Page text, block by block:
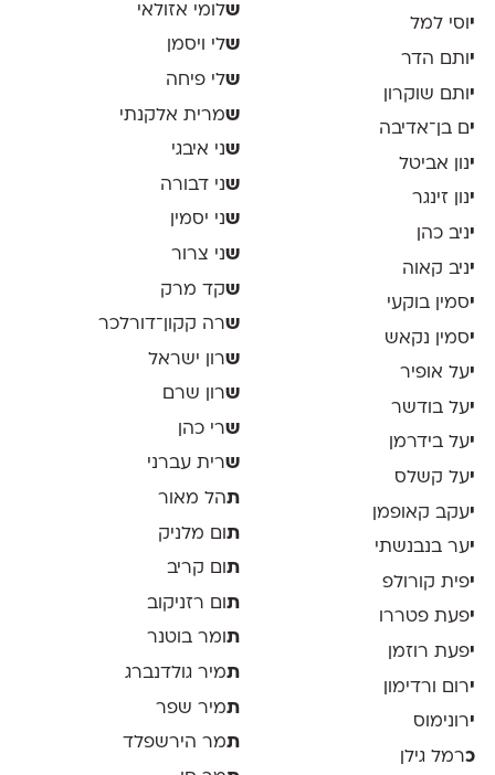
יוסי למל
י ותם הדר
יותם שוקרון
ים בן־אדיבה
ינון אביטל
ינון זינגר
יניב כהן
יניב קאוה
יסמין בוקעי
יסמין נקאש
יעל אופיר
יעל בודשר
יעל בידרמן
יעל קשלס
יעקב קאופמן
יער בנבנשתי
יפית קורולפ
יפעת פטררו
יפעת רוזמן
ירום ורדימון
ירונימוס
כרמל גילן
שלומי אזולאי
שלי ויסמן
שלי פיחה
שמרית אלקנתי
שני איבגי
שני דבורה
שני יסמין
שני צרור
שקד מרק
שרה קקון־דורלכר
שרון ישראל
שרון שרם
שרי כהן
שרית עברני
תהל מאור
ת ום מלניק
תום קריב
ת ום רזניקוב
תומר בוטנר
תמיר גולדנברג
תמיר שפר
תמר הירשפלד